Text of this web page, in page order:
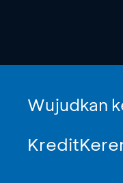
Wujudkan